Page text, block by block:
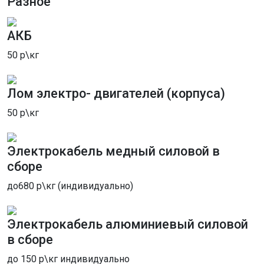
нерациональным. Однако при большом
пакет услуг на месте — что включает в себя
демонтаж, резку, погрузку и последующий
предлагает заманчивые условия сотрудничества
по вывозу черных металлов. Цены обсуждаются
сотрудники максимально оперативно реагируют
на заявки по вывозу м. Жулебино, а оплата
может быть произведена сразу на месте любым
удобным способом.
отходов м. Жулебино
В нашем центре приема металлолома мы с
радостью предоставляем услуги по утилизации
АКБ
50 р\кг
Лом электро- двигателей (корпуса)
50 р\кг
Электрокабель медный силовой в
сборе
до680 р\кг (индивидуально)
Электрокабель алюминиевый силовой
в сборе
до 150 р\кг индивидуально